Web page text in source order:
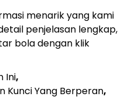
menarik yang kami
penjelasan lengkap,
bola dengan klik
Ini,
Kunci Yang Berperan,